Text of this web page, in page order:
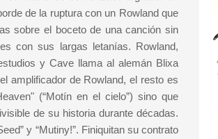
de la ruptura con un Rowland que
sobre el boceto de una canción sin
con sus largas letanías. Rowland,
y Cave llama al alemán Blixa
amplificador de Rowland, el resto es
(“Motín en el cielo”) sino que
de su historia durante décadas.
y “Mutiny!”. Finiquitan su contrato